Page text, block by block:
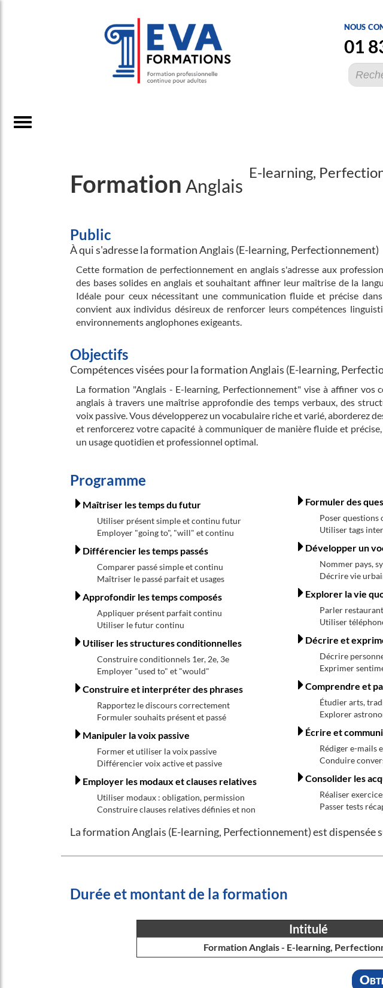
nous
01
Formation Anglais
E-learning,
Public
À qui s'adresse la formation Anglais (E-learning, Perfectionnement)
Cette formation de perfectionnement en anglais s'adresse aux
des bases solides en anglais et souhaitant affiner leur maîtrise de la
Idéale pour ceux nécessitant une communication fluide et précise
convient aux individus désireux de renforcer leurs compétences
environnements anglophones exigeants.
Objectifs
Compétences visées pour la formation Anglais (E-learning,
La formation "Anglais - E-learning, Perfectionnement" vise à affiner vos
anglais à travers une maîtrise approfondie des temps verbaux, des
voix passive. Vous développerez un vocabulaire riche et varié, aborderez
et renforcerez votre capacité à communiquer de manière fluide et
un usage quotidien et professionnel optimal.
Programme
Maîtriser les temps du futur
Utiliser présent simple et continu futur
Employer "going to", "will" et continu
Différencier les temps passés
Comparer passé simple et continu
Maîtriser le passé parfait et usages
Approfondir les temps composés
Appliquer présent parfait continu
Utiliser le futur continu
Utiliser les structures conditionnelles
Construire conditionnels 1er, 2e, 3e
Employer "used to" et "would"
Construire et interpréter des phrases
Rapportez le discours correctement
Formuler souhaits présent et passé
Manipuler la voix passive
Former et utiliser la voix passive
Différencier voix active et passive
Employer les modaux et clauses relatives
Utiliser modaux : obligation, permission
Construire clauses relatives définies et non
Formuler des
Poser questions
Utiliser tags
Développer un
Nommer pays,
Décrire vie
Explorer la vie
Parler
Utiliser
Décrire et
Décrire
Exprimer
Comprendre et
Étudier arts,
Explorer
Écrire et
Rédiger e-mails
Conduire
Consolider les
Réaliser
Passer tests
La formation Anglais (E-learning, Perfectionnement) est dispensée
Durée et montant de la formation
Intitulé
Formation Anglais - E-learning,